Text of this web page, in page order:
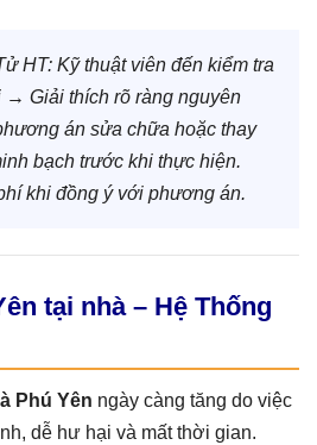
HT: Kỹ thuật viên đến kiểm tra
→ Giải thích rõ ràng nguyên
án sửa chữa hoặc thay
bạch trước khi thực hiện.
khi đồng ý với phương án.
tại nhà – Hệ Thống
Phú Yên ngày càng tăng do việc
dễ hư hại và mất thời gian.